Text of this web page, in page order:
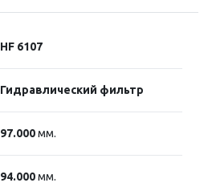
HF 6107
Гидравлический фильтр
97.000мм.
94.000мм.